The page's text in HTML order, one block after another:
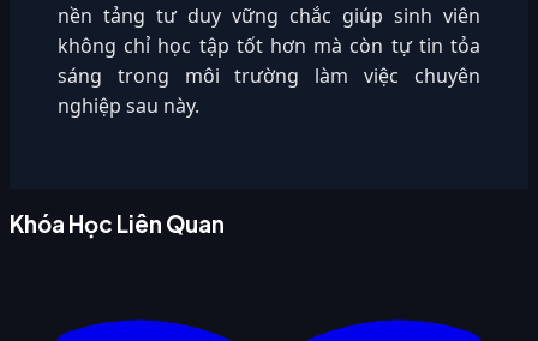
nền tảng tư duy vững chắc giúp sinh viên
không chỉ học tập tốt hơn mà còn tự tin tỏa
sáng trong môi trường làm việc chuyên
nghiệp sau này.
Khóa Học Liên Quan